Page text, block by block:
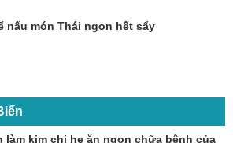
nấu món Thái ngon hết sẩy
làm kim chi hẹ ăn ngon chữa bệnh của